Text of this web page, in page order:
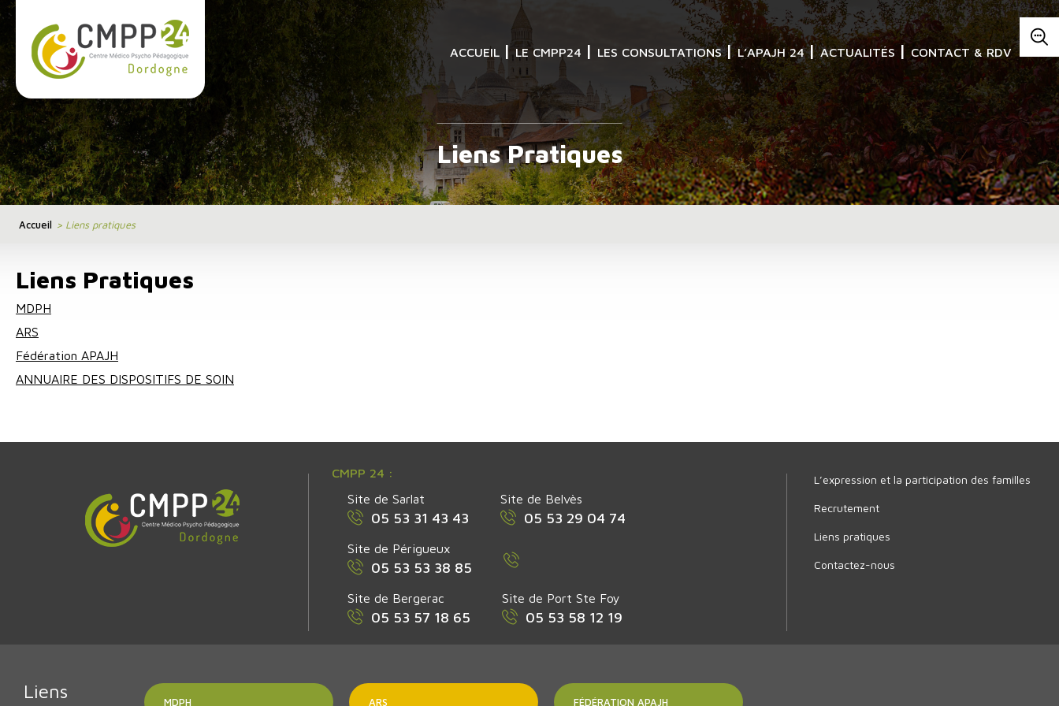
ACCUEIL LE CMPP24 LES CONSULTATIONS L’APAJH 24 ACTUALITÉS CONTACT & RDV
Liens Pratiques
Accueil > Liens pratiques
Liens Pratiques
MDPH
ARS
Fédération APAJH
ANNUAIRE DES DISPOSITIFS DE SOIN
CMPP 24 :
Site de Sarlat
05 53 31 43 43
Site de Belvès
05 53 29 04 74
Site de Périgueux
05 53 53 38 85
Site de Bergerac
05 53 57 18 65
Site de Port Ste Foy
05 53 58 12 19
L’expression et la participation des familles
Recrutement
Liens pratiques
Contactez-nous
Liens
MDPH ARS FÉDÉRATION APAJH
Cookies management panel